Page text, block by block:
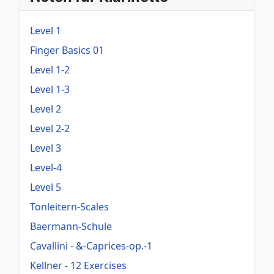
Level 1
Finger Basics 01
Level 1-2
Level 1-3
Level 2
Level 2-2
Level 3
Level-4
Level 5
Tonleitern-Scales
Baermann-Schule
Cavallini - &-Caprices-op.-1
Kellner - 12 Exercises